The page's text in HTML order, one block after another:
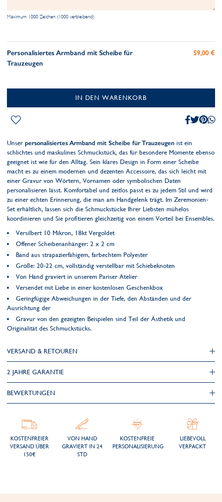
Maximum 1000 Zeichen (1000 verbleibend)
Personalisiertes Armband mit Scheibe für
Trauzeugen
59,00 €
IN DEN WARENKORB
Unser personalisiertes Armband mit Scheibe für Trauzeugen ist ein
schlichtes und maskulines Schmuckstück, das für besondere Momente ebenso
geeignet ist wie für den Alltag. Sein klares Design in Form einer Scheibe
macht es zu einem modernen und dezenten Accessoire, das sich leicht mit
einer Gravur von Wörtern, Vornamen oder symbolischen Daten
personalisieren lässt. Komfortabel und zeitlos passt es zu jedem Stil und wird
zu einer echten Erinnerung, die man am Handgelenk trägt. Im Zeremonien-
Set erhältlich, lassen sich die Schmuckstücke Ihrer Liebsten mühelos
koordinieren und Sie profitieren gleichzeitig von einem Vorteil bei Ensembles.
Versilbert 10 Mikron, 18kt Vergoldet
Offener Scheibenanhänger: 2 x 2 cm
Band aus strapazierfähigem, farbechtem Polyester
Größe: 20-22 cm, vollständig verstellbar mit Schiebeknoten
Von Hand graviert in unserem Pariser Atelier
Versendet mit Liebe in einer kostenlosen Geschenkbox
Geringfügige Abweichungen in der Tiefe, den Abständen und der
Ausrichtung der
Gravur von den gezeigten Beispielen sind Teil der Ästhetik und
Originalität des Schmuckstücks.
VERSAND & RETOUREN
2 JAHRE GARANTIE
BEWERTUNGEN
KOSTENFREIER
VERSAND ÜBER
150€
VON HAND
GRAVIERT IN 24
STD
KOSTENFREIE
PERSONALISIERUNG
LIEBEVOLL
VERPACKT